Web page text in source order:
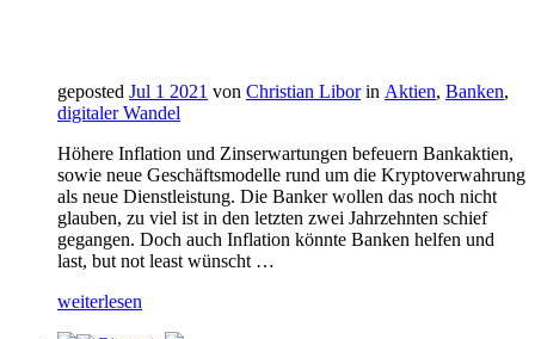
geposted Jul 1 2021 von Christian Libor in Aktien, Banken,
digitaler Wandel
Höhere Inflation und Zinserwartungen befeuern Bankaktien,
sowie neue Geschäftsmodelle rund um die Kryptoverwahrung
als neue Dienstleistung. Die Banker wollen das noch nicht
glauben, zu viel ist in den letzten zwei Jahrzehnten schief
gegangen. Doch auch Inflation könnte Banken helfen und
last, but not least wünscht …
weiterlesen